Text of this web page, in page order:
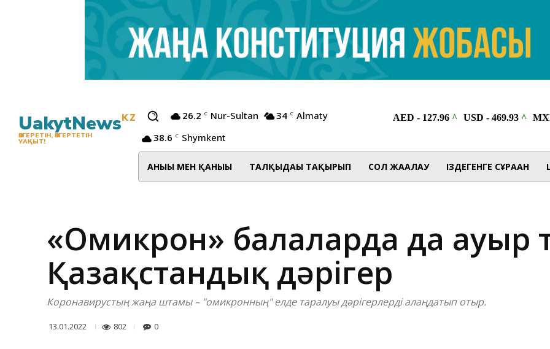
UakytNewsKZ
ӨЗГЕРЕТІН, ӨЗГЕРТЕТІН
УАҚЫТ!
26.2 C Nur-Sultan 34 C Almaty
38.6 C Shymkent
АНЫҒЫ МЕН ҚАНЫҒЫ ТАЛҚЫДАҒЫ ТАҚЫРЫП СОЛ ЖАҒАЛАУ ІЗДЕГЕНГЕ СҰРАҒАН
«Омикрон» балаларда да ауыр
Қазақстандық дәрігер
Коронавирустың жаңа штамы – "омикронның" елде таралуы дәрігерлерді алаңдатып отыр.
13.01.2022 802 0